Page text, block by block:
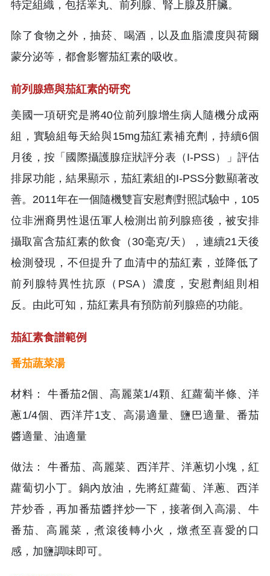
特定組織，包括睪丸、前列腺、腎上腺及肝臟。
除了食物之外，抽菸、喝酒，以及血脂濃度與荷爾
蒙分泌等，都會影響茄紅素的吸收。
前列腺癌與茄紅素的研究
美國一項研究是將40位前列腺增生病人隨機分成兩
組，實驗組每天給與15mg茄紅素補充劑，持續6個
月後，按「國際攝護腺症狀評分表（I-PSS）」評估
排尿功能，結果顯示，茄紅素組的I-PSS分數顯著改
善。2011年在一個隨機雙盲安慰劑對照試驗中，105
位非洲裔男性退伍軍人檢測出前列腺癌後，被安排
攝取富含茄紅素的飲食（30毫克/天），連續21天後
檢測發現，不但提升了血清中的茄紅素，並降低了
前列腺特異性抗原（PSA）濃度，安慰劑組則相
反。由此可知，茄紅素具有預防前列腺癌的功能。
茄紅素食譜範例
番茄蔬菜湯
材料： 牛番茄2個、高麗菜1/4顆、紅蘿蔔半條、洋
蔥1/4個、西洋芹1支、高湯適量、鹽巴適量、番茄
醬適量、油適量
做法： 牛番茄、高麗菜、西洋芹、洋蔥切小塊，紅
蘿蔔切小丁。鍋內放油，先將紅蘿蔔、洋蔥、西洋
芹炒香，再加番茄醬拌炒一下，接著倒入高湯、牛
番茄、高麗菜，煮滾後轉小火，燉煮至喜愛的口
感，加鹽調味即可。